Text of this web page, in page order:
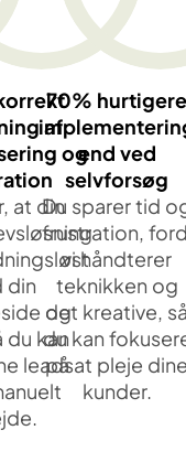
af
og
at din
din
og
du kan
leads
70%
end ved
selvforsøg
Du sparer tid
frustration,
vi håndterer
teknikken og
det kreative,
du kan
på at pleje
kunder.